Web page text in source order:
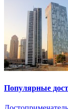
Популярные